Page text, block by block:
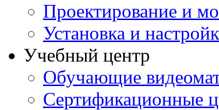
Проектирование и
Установка и
Учебный центр
Обучающие
Сертификационные